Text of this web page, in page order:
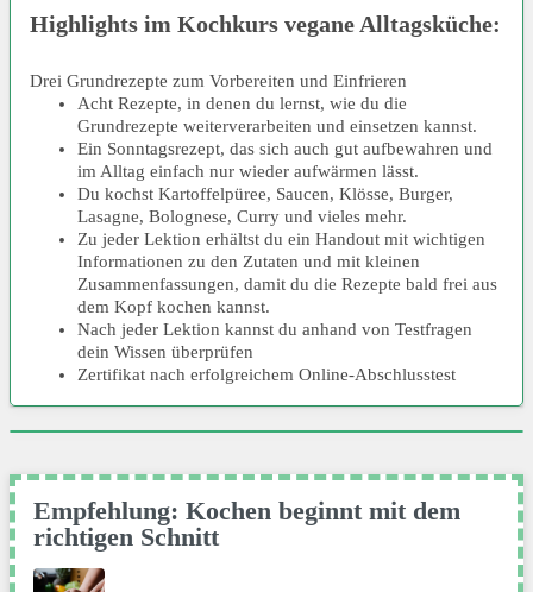
Highlights im Kochkurs vegane Alltagsküche:
Drei Grundrezepte zum Vorbereiten und Einfrieren
Acht Rezepte, in denen du lernst, wie du die
Grundrezepte weiterverarbeiten und einsetzen kannst.
Ein Sonntagsrezept, das sich auch gut aufbewahren und
im Alltag einfach nur wieder aufwärmen lässt.
Du kochst Kartoffelpüree, Saucen, Klösse, Burger,
Lasagne, Bolognese, Curry und vieles mehr.
Zu jeder Lektion erhältst du ein Handout mit wichtigen
Informationen zu den Zutaten und mit kleinen
Zusammenfassungen, damit du die Rezepte bald frei aus
dem Kopf kochen kannst.
Nach jeder Lektion kannst du anhand von Testfragen
dein Wissen überprüfen
Zertifikat nach erfolgreichem Online-Abschlusstest
Empfehlung: Kochen beginnt mit dem
richtigen Schnitt